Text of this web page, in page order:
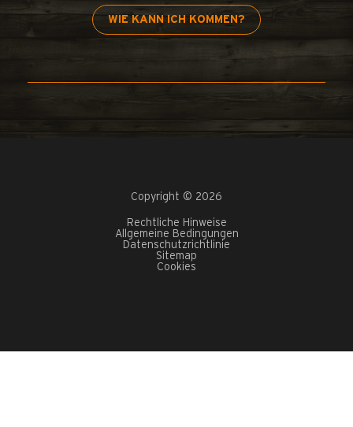
WIE KANN ICH KOMMEN?
Copyright © 2026
Rechtliche Hinweise
Allgemeine Bedingungen
Datenschutzrichtlinie
Sitemap
Cookies